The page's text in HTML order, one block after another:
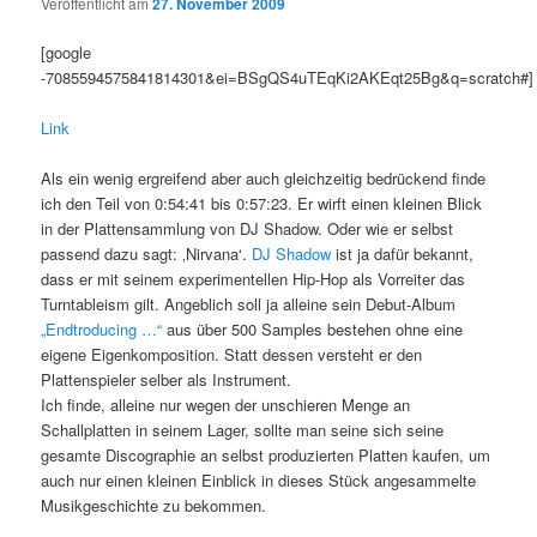
[google
-7085594575841814301&ei=BSgQS4uTEqKi2AKEqt25Bg&q=scratch#]
Link
Als ein wenig ergreifend aber auch gleichzeitig bedrückend finde
ich den Teil von 0:54:41 bis 0:57:23. Er wirft einen kleinen Blick
in der Plattensammlung von DJ Shadow. Oder wie er selbst
passend dazu sagt: ‚Nirvana‘. DJ Shadow ist ja dafür bekannt,
dass er mit seinem experimentellen Hip-Hop als Vorreiter das
Turntableism gilt. Angeblich soll ja alleine sein Debut-Album
„Endtroducing …“ aus über 500 Samples bestehen ohne eine
eigene Eigenkomposition. Statt dessen versteht er den
Plattenspieler selber als Instrument.
Ich finde, alleine nur wegen der unschieren Menge an
Schallplatten in seinem Lager, sollte man seine sich seine
gesamte Discographie an selbst produzierten Platten kaufen, um
auch nur einen kleinen Einblick in dieses Stück angesammelte
Musikgeschichte zu bekommen.